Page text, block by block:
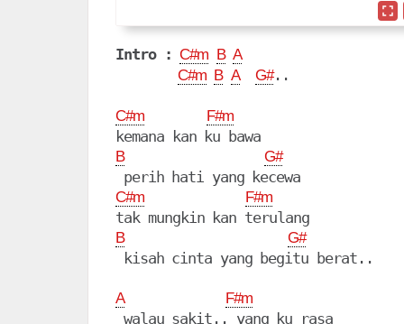
Intro : C#m B A
C#m B A G#..
C#m F#m
kemana kan ku bawa
B G#
C#m F#m
tak mungkin kan terulang
B G#
A F#m